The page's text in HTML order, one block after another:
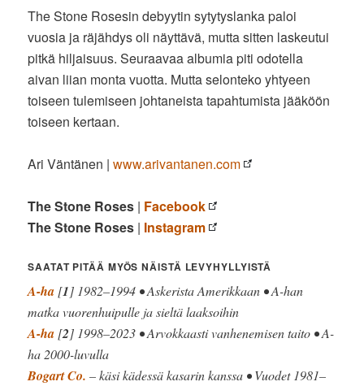
The Stone Rosesin debyytin sytytyslanka paloi
vuosia ja räjähdys oli näyttävä, mutta sitten laskeutui
pitkä hiljaisuus. Seuraavaa albumia piti odotella
aivan liian monta vuotta. Mutta selonteko yhtyeen
toiseen tulemiseen johtaneista tapahtumista jääköön
toiseen kertaan.
Ari Väntänen |www.arivantanen.com
The Stone Roses | Facebook
The Stone Roses | Instagram
SAATAT PITÄÄ MYÖS NÄISTÄ LEVYHYLLYISTÄ
A-ha [1] 1982–1994 • Askerista Amerikkaan • A-han
matka vuorenhuipulle ja sieltä laaksoihin
A-ha [2] 1998–2023 • Arvokkaasti vanhenemisen taito • A-
ha 2000-luvulla
Bogart Co. – käsi kädessä kasarin kanssa • Vuodet 1981–